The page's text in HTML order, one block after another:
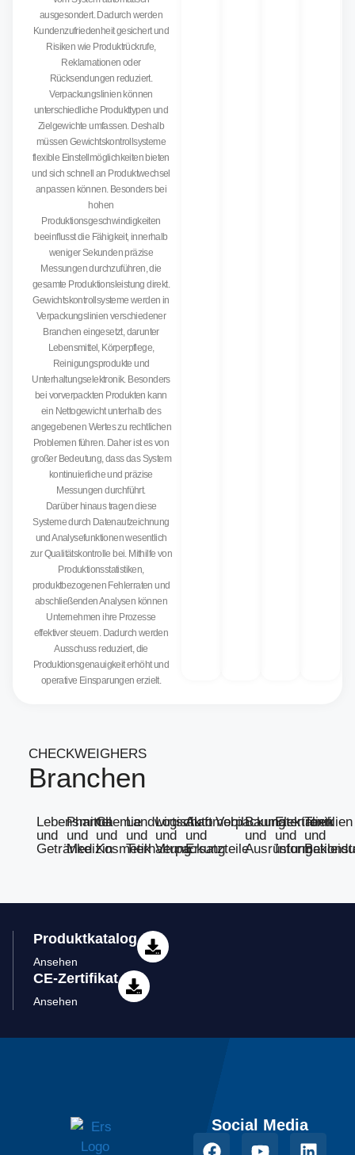
ausgesondert. Dadurch werden
Kundenzufriedenheit gesichert und
Risiken wie Produktrückrufe,
Reklamationen oder
Rücksendungen reduziert.
Verpackungslinien können
unterschiedliche Produkttypen und
Zielgewichte umfassen. Deshalb
müssen Gewichtskontrollsysteme
flexible Einstellmöglichkeiten bieten
und sich schnell an Produktwechsel
anpassen können. Besonders bei
hohen
Produktionsgeschwindigkeiten
beeinflusst die Fähigkeit, innerhalb
weniger Sekunden präzise
Messungen durchzuführen, die
gesamte Produktionsleistung direkt.
Gewichtskontrollsysteme werden in
Verpackungslinien verschiedener
Branchen eingesetzt, darunter
Lebensmittel, Körperpflege,
Reinigungsprodukte und
Unterhaltungselektronik. Besonders
bei vorverpackten Produkten kann
ein Nettogewicht unterhalb des
angegebenen Wertes zu rechtlichen
Problemen führen. Daher ist es von
großer Bedeutung, dass das System
kontinuierliche und präzise
Messungen durchführt.
Darüber hinaus tragen diese
Systeme durch Datenaufzeichnung
und Analysefunktionen wesentlich
zur Qualitätskontrolle bei. Mithilfe von
Produktionsstatistiken,
produktbezogenen Fehlerraten und
abschließenden Analysen können
Unternehmen ihre Prozesse
effektiver steuern. Dadurch werden
Ausschuss reduziert, die
Produktionsgenauigkeit erhöht und
operative Einsparungen erzielt.
CHECKWEIGHERS
Branchen
Lebensmittel
und
Getränke
Pharma
und
Medizin
Chemie
und
Kosmetik
Landwirtschaft
und
Tierhaltung
Logistik
und
Verpackung
Automobil
und
Ersatzteile
Verpackung
Baumaterialien
und
Ausrüstung
Elektronik
und
Textilien
und
Produktkatalog
Ansehen
CE-Zertifikat
Ansehen
Social Media